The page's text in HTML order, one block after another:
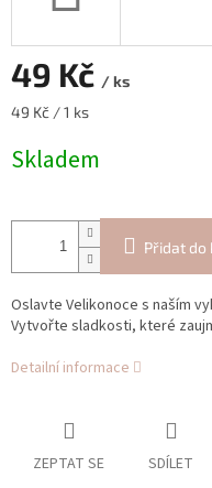
49 Kč / ks
Měrná
49 Kč / 1 ks
Skladem
Přidat do
Oslavte Velikonoce s naším
Vytvořte sladkosti, které
Detailní informace
ZEPTAT SE SDÍLET